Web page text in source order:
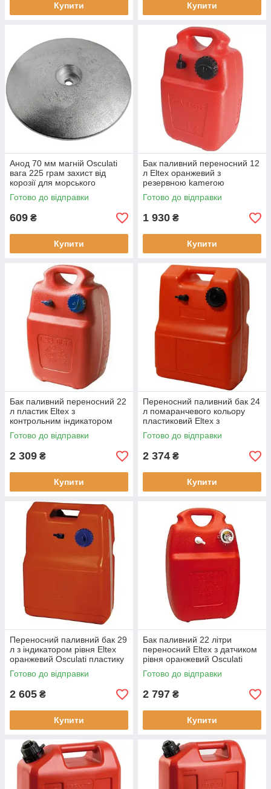
Купити Купити
Анод 70 мм магній Osculati
вага 225 грам захист від
корозії для морського
середовища
Готово до відправки
609 ₴
Купити
Бак паливний переносний 12
л Eltex оранжевий з
резервною kamerою
сертифікація RINA для човнів
бензостійкий пластик
Готово до відправки
1 930 ₴
Купити
Бак паливний переносний 22
л пластик Eltex з
контрольним індикатором
рівня RINA CE оранжевий
Osculati вага 2 кг
Готово до відправки
2 309 ₴
Купити
Переносний паливний бак 24
л помаранчевого кольору
пластиковий Eltex з
резервною та
розширювальною камерами
Готово до відправки
2 374 ₴
Купити
Переносний паливний бак 29
л з індикатором рівня Eltex
оранжевий Osculati пластику
вага 2.5 кг
Готово до відправки
2 605 ₴
Купити
Бак паливний 22 літри
переносний Eltex з датчиком
рівня оранжевий Osculati
RINA CE для човна
бензостійкий пластик
Готово до відправки
2 797 ₴
Купити